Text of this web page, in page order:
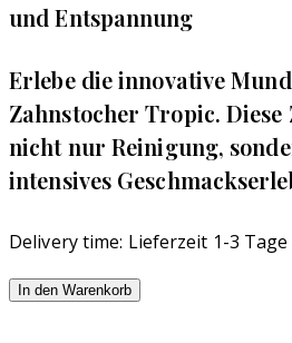
und Entspannung
Erlebe die innovative
Zahnstocher Tropic.
nicht nur Reinigung,
intensives
Delivery time: Lieferzeit 1-3 Tage
Zunder
In den Warenkorb